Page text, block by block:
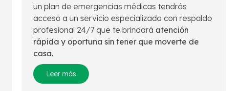
un plan de emergencias médicas tendrás
acceso a un servicio especializado con respaldo
profesional 24/7 que te brindará atención
rápida y oportuna sin tener que moverte de
casa.
Leer más